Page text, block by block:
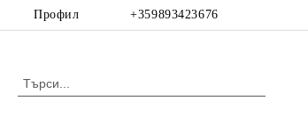
Профил +359893423676